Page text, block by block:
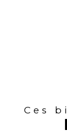
Ces